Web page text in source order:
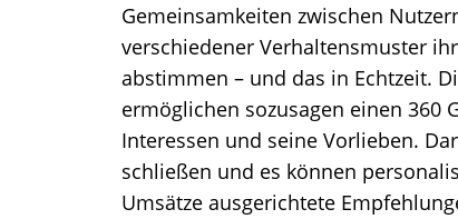
Gemeinsamkeiten zwischen
verschiedener Verhaltensmuster
abstimmen – und das in Echtzeit.
ermöglichen sozusagen einen 360
Interessen und seine Vorlieben.
schließen und es können
Umsätze ausgerichtete